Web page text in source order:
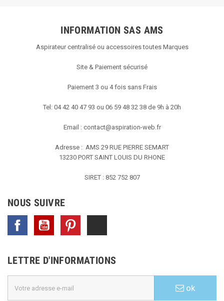
INFORMATION SAS AMS
Aspirateur centralisé ou accessoires toutes Marques
Site & Paiement sécurisé
Paiement 3 ou 4 fois sans Frais
Tel: 04 42 40 47 93 ou 06 59 48 32 38 de 9h à 20h
Email : contact@aspiration-web.fr
Adresse : AMS 29 RUE PIERRE SEMART
13230 PORT SAINT LOUIS DU RHONE
SIRET : 852 752 807
NOUS SUIVRE
Facebook YouTube
LETTRE D'INFORMATIONS
ok